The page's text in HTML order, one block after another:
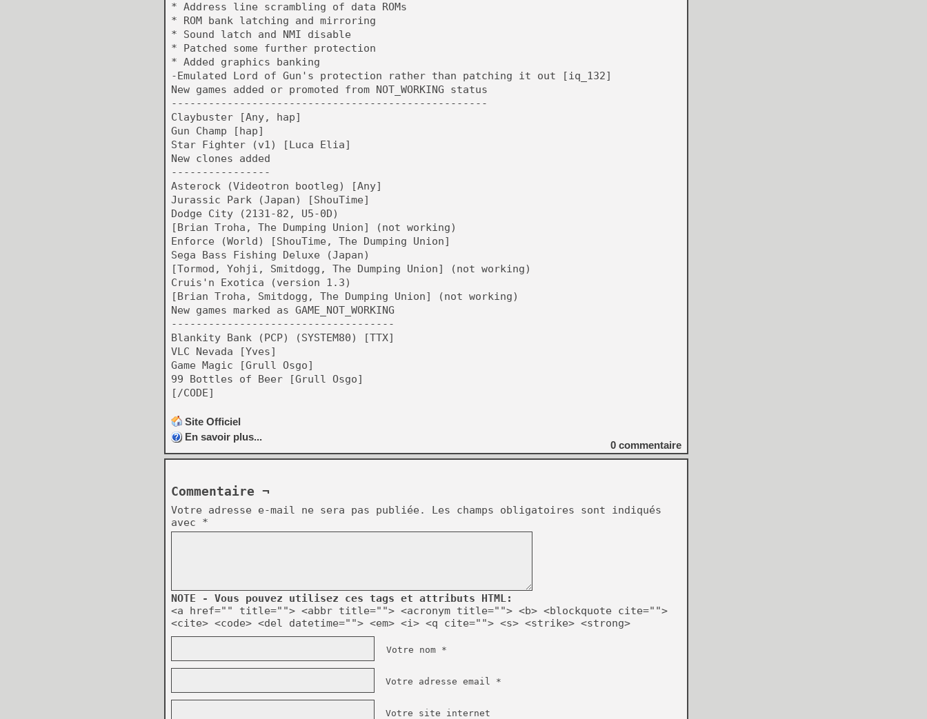
* Address line scrambling of data ROMs
* ROM bank latching and mirroring
* Sound latch and NMI disable
* Patched some further protection
* Added graphics banking
-Emulated Lord of Gun's protection rather than patching it out [iq_132]
New games added or promoted from NOT_WORKING status
---------------------------------------------------
Claybuster [Any, hap]
Gun Champ [hap]
Star Fighter (v1) [Luca Elia]
New clones added
----------------
Asterock (Videotron bootleg) [Any]
Jurassic Park (Japan) [ShouTime]
Dodge City (2131-82, U5-0D)
[Brian Troha, The Dumping Union] (not working)
Enforce (World) [ShouTime, The Dumping Union]
Sega Bass Fishing Deluxe (Japan)
[Tormod, Yohji, Smitdogg, The Dumping Union] (not working)
Cruis'n Exotica (version 1.3)
[Brian Troha, Smitdogg, The Dumping Union] (not working)
New games marked as GAME_NOT_WORKING
------------------------------------
Blankity Bank (PCP) (SYSTEM80) [TTX]
VLC Nevada [Yves]
Game Magic [Grull Osgo]
99 Bottles of Beer [Grull Osgo]
[/CODE]
Site Officiel
En savoir plus...
0 commentaire
Commentaire ¬
Votre adresse e-mail ne sera pas publiée.
Les champs obligatoires sont indiqués
avec *
NOTE - Vous pouvez utilisez ces tags et attributs HTML:
<a href="" title=""> <abbr title=""> <acronym title=""> <b> <blockquote cite="">
<cite> <code> <del datetime=""> <em> <i> <q cite=""> <s> <strike> <strong>
Votre nom *
Votre adresse email *
Votre site internet